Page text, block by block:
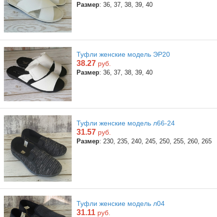
Размер: 36, 37, 38, 39, 40
Туфли женские модель ЭР20
38.27 руб.
Размер: 36, 37, 38, 39, 40
Туфли женские модель л66-24
31.57 руб.
Размер: 230, 235, 240, 245, 250, 255, 260, 265
Туфли женские модель л04
31.11 руб.